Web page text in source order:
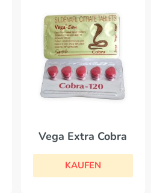
Vega Extra Cobra
KAUFEN